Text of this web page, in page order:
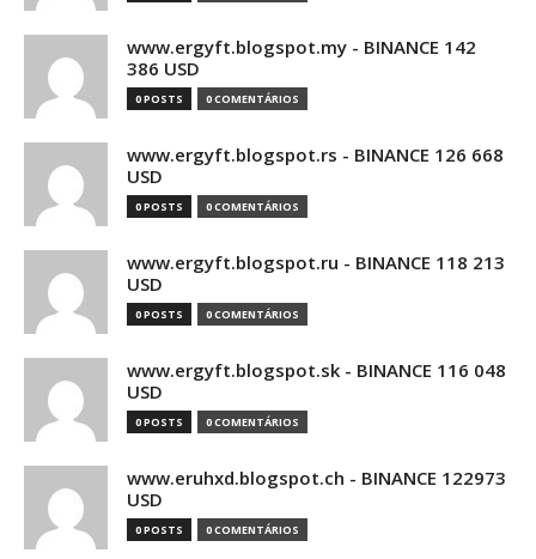
www.ergyft.blogspot.my - BINANCE 142
386 USD
0 POSTS 0 COMENTÁRIOS
www.ergyft.blogspot.rs - BINANCE 126 668
USD
0 POSTS 0 COMENTÁRIOS
www.ergyft.blogspot.ru - BINANCE 118 213
USD
0 POSTS 0 COMENTÁRIOS
www.ergyft.blogspot.sk - BINANCE 116 048
USD
0 POSTS 0 COMENTÁRIOS
www.eruhxd.blogspot.ch - BINANCE 122973
USD
0 POSTS 0 COMENTÁRIOS